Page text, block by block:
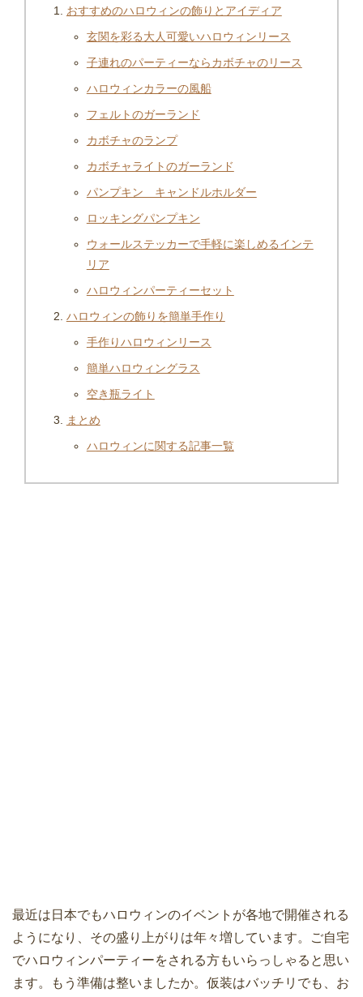
おすすめのハロウィンの飾りとアイディア
玄関を彩る大人可愛いハロウィンリース
子連れのパーティーならカボチャのリース
ハロウィンカラーの風船
フェルトのガーランド
カボチャのランプ
カボチャライトのガーランド
パンプキン キャンドルホルダー
ロッキングパンプキン
ウォールステッカーで手軽に楽しめるインテ
リア
ハロウィンパーティーセット
ハロウィンの飾りを簡単手作り
手作りハロウィンリース
簡単ハロウィングラス
空き瓶ライト
まとめ
ハロウィンに関する記事一覧
最近は日本でもハロウィンのイベントが各地で開催される
ようになり、その盛り上がりは年々増しています。ご自宅
でハロウィンパーティーをされる方もいらっしゃると思い
ます。もう準備は整いましたか。仮装はバッチリでも、お